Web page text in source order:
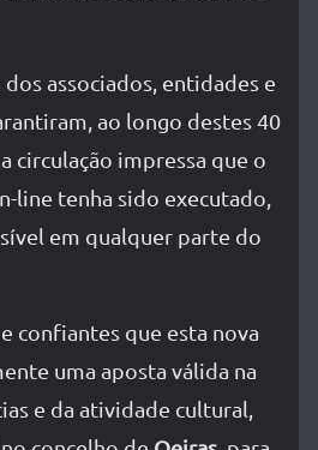
associados, entidades e
ao longo destes 40
circulação impressa que o
line tenha sido executado,
em qualquer parte do
confiantes que esta nova
uma aposta válida na
e da atividade cultural,